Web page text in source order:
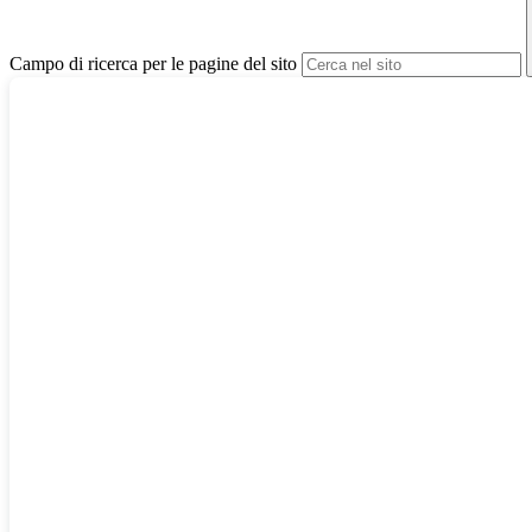
Campo di ricerca per le pagine del sito